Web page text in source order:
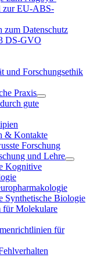
zur EU-ABS-
zum Datenschutz
DS-GVO
und Forschungsethik
Praxis
gute
& Kontakte
Forschung
und Lehre
Kognitive
Synthetische Biologie
für Molekulare
für